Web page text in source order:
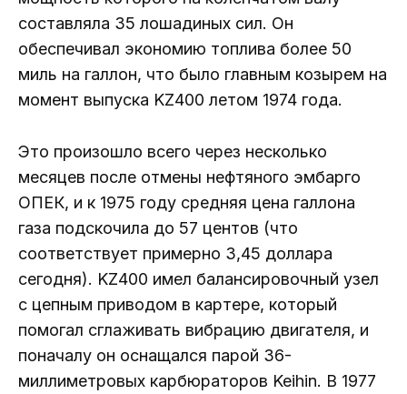
составляла 35 лошадиных сил. Он
обеспечивал экономию топлива более 50
миль на галлон, что было главным козырем на
момент выпуска KZ400 летом 1974 года.
Это произошло всего через несколько
месяцев после отмены нефтяного эмбарго
ОПЕК, и к 1975 году средняя цена галлона
газа подскочила до 57 центов (что
соответствует примерно 3,45 доллара
сегодня). KZ400 имел балансировочный узел
с цепным приводом в картере, который
помогал сглаживать вибрацию двигателя, и
поначалу он оснащался парой 36-
миллиметровых карбюраторов Keihin. В 1977